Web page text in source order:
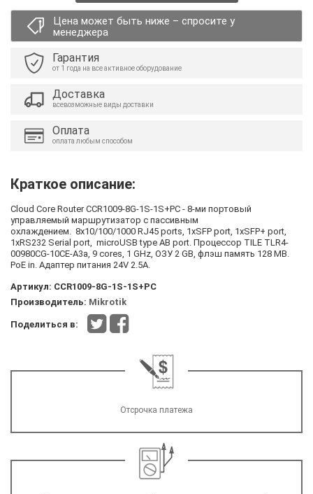
Цена может быть ниже – спросите у
менеджера
Гарантия
от 1 года на все активное оборудование
Доставка
всевозможные виды доставки
Оплата
оплата любым способом
Краткое описание:
Cloud Core Router CCR1009-8G-1S-1S+PC - 8-ми портовый
управляемый маршрутизатор с пассивным
охлаждением. 8х10/100/1000 RJ45 ports, 1xSFP port, 1хSFP+ port,
1xRS232 Serial port, microUSB type AB port. Процессор TILE TLR4-
00980CG-10CE-A3a, 9 cores, 1 GHz, ОЗУ 2 GB, флэш память 128 MB.
PoE in. Адаптер питания 24V 2.5A.
Артикул: CCR1009-8G-1S-1S+PC
Производитель: Mikrotik
Поделиться в:
Отсрочка платежа